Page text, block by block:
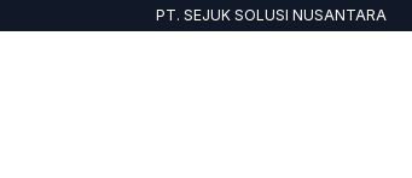
PT. SEJUK SOLUSI NUSANTARA